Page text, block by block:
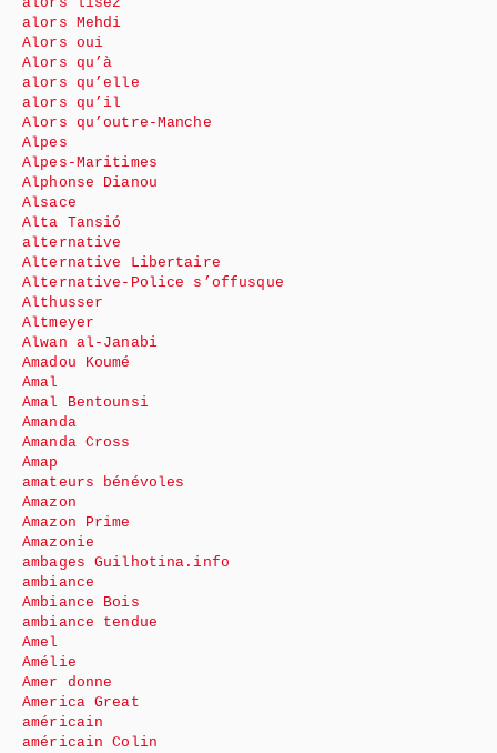
alors Mehdi
Alors oui
Alors qu’à
alors qu’elle
alors qu’il
Alors qu’outre-Manche
Alpes
Alpes-Maritimes
Alphonse Dianou
Alsace
Alta Tansió
alternative
Alternative Libertaire
Alternative-Police s’offusque
Althusser
Altmeyer
Alwan al-Janabi
Amadou Koumé
Amal
Amal Bentounsi
Amanda
Amanda Cross
Amap
amateurs bénévoles
Amazon
Amazon Prime
Amazonie
ambages Guilhotina.info
ambiance
Ambiance Bois
ambiance tendue
Amel
Amélie
Amer donne
America Great
américain
américain Colin